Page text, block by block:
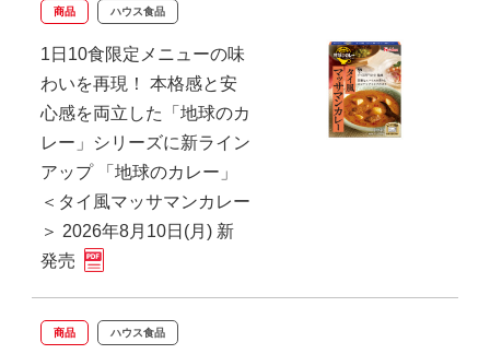
商品 ハウス食品
1日10食限定メニューの味
わいを再現！ 本格感と安
心感を両立した「地球のカ
レー」シリーズに新ライン
アップ 「地球のカレー」
＜タイ風マッサマンカレー
＞ 2026年8月10日(月) 新
発売
商品 ハウス食品